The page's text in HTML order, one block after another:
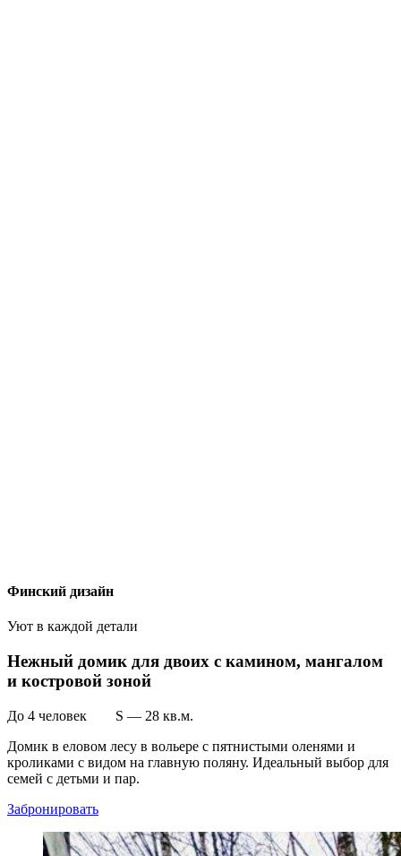
Финский дизайн
Уют в каждой детали
Нежный домик для двоих с камином, мангалом
и костровой зоной
До 4 человек S — 28 кв.м.
Домик в еловом лесу в вольере с пятнистыми оленями и
кроликами с видом на главную поляну. Идеальный выбор для
семей с детьми и пар.
Забронировать